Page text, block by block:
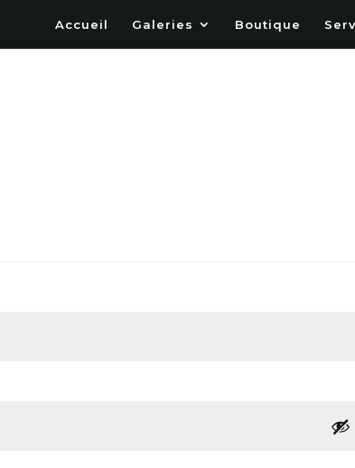
Accueil Galeries Boutique